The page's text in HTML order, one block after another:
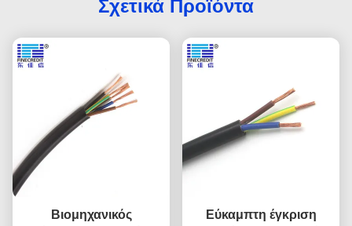
Σχετικά Προϊόντα
Βιομηχανικός
Εύκαμπτη έγκριση